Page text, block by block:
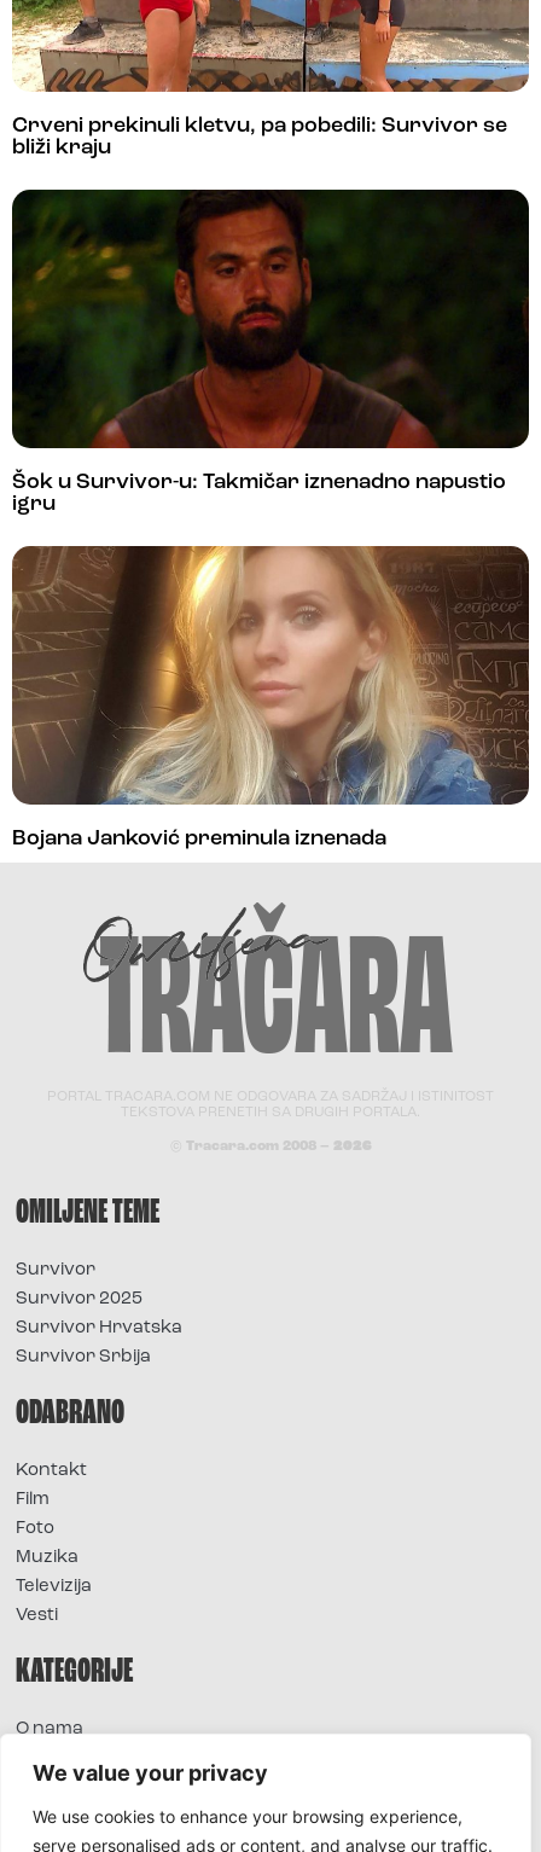
We value your privacy
We use cookies to enhance your browsing experience,
serve personalised ads or content, and analyse our traffic.
Crveni prekinuli kletvu, pa pobedili: Survivor se
bliži kraju
Šok u Survivor-u: Takmičar iznenadno napustio
igru
Bojana Janković preminula iznenada
PORTAL TRACARA.COM NE ODGOVARA ZA SADRŽAJ I ISTINITOST
TEKSTOVA PRENETIH SA DRUGIH PORTALA.
© Tracara.com 2008 – 2026
OMILJENE TEME
Survivor
Survivor 2025
Survivor Hrvatska
Survivor Srbija
ODABRANO
Kontakt
Film
Foto
Muzika
Televizija
Vesti
KATEGORIJE
O nama
Extra
Foto
Moda